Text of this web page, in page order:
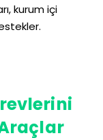
kurum içi